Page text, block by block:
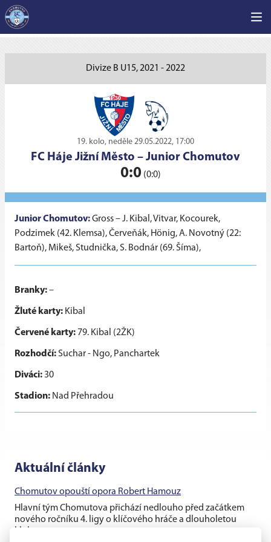
Divize B U15, 2021 - 2022
19. kolo, neděle 29.05.2022, 17:00
FC Háje Jižní Město – Junior Chomutov
0:0 (0:0)
Junior Chomutov:Gross – J. Kibal, Vitvar, Kocourek,
Podzimek (42. Klemsa), Červeňák, Hönig, A. Novotný (22:
Bartoň), Mikeš, Studnička, S. Bodnár (69. Šíma),
Branky:–
Žluté karty: Kibal
Červené karty: 79. Kibal (2ŽK)
Rozhodčí: Suchar - Ngo, Panchartek
Diváci: 30
Stadion: Nad Přehradou
Aktuální články
Chomutov opouští opora Robert Hamouz
Hlavní tým Chomutova přichází nedlouho před začátkem
nového ročníku 4. ligy o klíčového hráče a dlouholetou